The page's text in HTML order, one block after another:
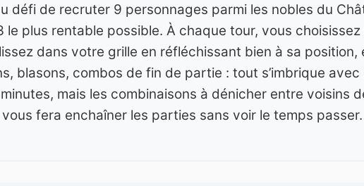
défi de recruter 9 personnages parmi les nobles du
plus rentable possible. À chaque tour, vous
dans votre grille en réfléchissant bien à sa
blasons, combos de fin de partie : tout s’imbrique
mais les combinaisons à dénicher entre voisins
fera enchaîner les parties sans voir le temps passer.